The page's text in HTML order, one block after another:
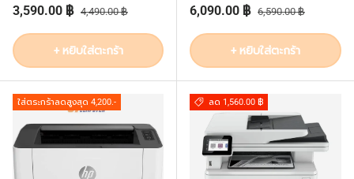
ราคาส่วนลด
3,590.00 ฿ ราคาปกติ
4,490.00 ฿
+ หยิบใส่ตะกร้า
ราคาส่วนลด
6,090.00 ฿ ราคาปกติ
6,590.00 ฿
+ หยิบใส่ตะกร้า
ใส่ตระกร้าลดสูงสุด 4,200.- ลด 1,560.00 ฿